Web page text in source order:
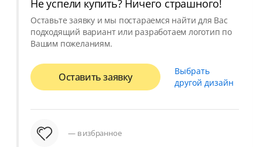
Не успели купить? Ничего страшного!
Оставьте заявку и мы постараемся найти для Вас
подходящий вариант или разработаем логотип по
Вашим пожеланиям.
Оставить заявку
Выбрать
другой дизайн
— в избранное